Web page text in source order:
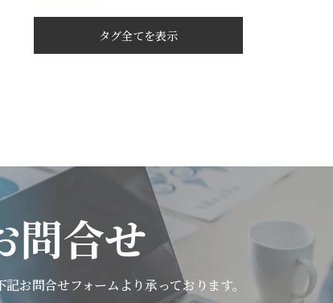
タグ全てを表示
問合せ
記お問合せフォームより承っております。